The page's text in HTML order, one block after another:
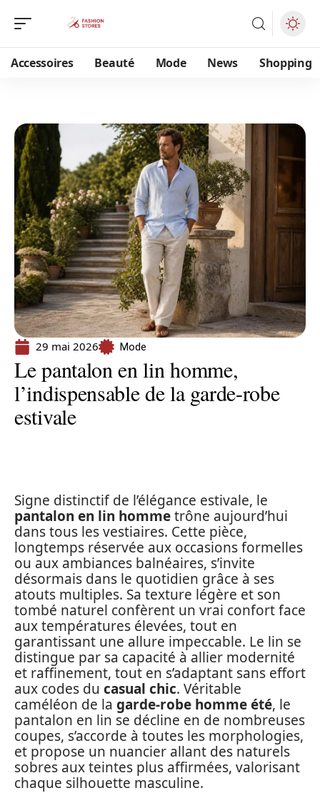
Accessoires Beauté Mode News Shopping
29 mai 2026 Mode
Le pantalon en lin homme,
l’indispensable de la garde-robe
estivale
Signe distinctif de l’élégance estivale, le
pantalon en lin hommetrône aujourd’hui
dans tous les vestiaires. Cette pièce,
longtemps réservée aux occasions formelles
ou aux ambiances balnéaires, s’invite
désormais dans le quotidien grâce à ses
atouts multiples. Sa texture légère et son
tombé naturel confèrent un vrai confort face
aux températures élevées, tout en
garantissant une allure impeccable. Le lin se
distingue par sa capacité à allier modernité
et raffinement, tout en s’adaptant sans effort
aux codes du casual chic. Véritable
caméléon de la garde-robe homme été, le
pantalon en lin se décline en de nombreuses
coupes, s’accorde à toutes les morphologies,
et propose un nuancier allant des naturels
sobres aux teintes plus affirmées, valorisant
chaque silhouette masculine.